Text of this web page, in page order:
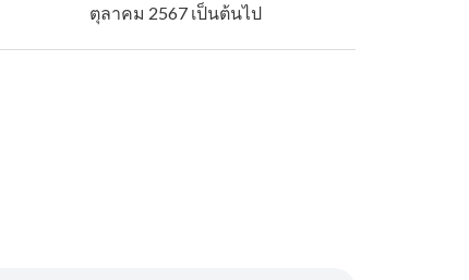
ตุลาคม 2567 เป็นต้นไป